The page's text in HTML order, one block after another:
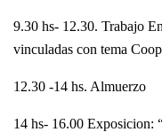
9.30 hs- 12.30. Trabajo
vinculadas con tema
12.30 -14 hs. Almuerzo
14 hs- 16.00 Exposicion: